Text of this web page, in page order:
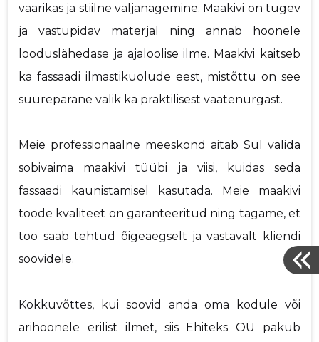
väärikas ja stiilne väljanägemine. Maakivi on tugev
ja vastupidav materjal ning annab hoonele
looduslähedase ja ajaloolise ilme. Maakivi kaitseb
ka fassaadi ilmastikuolude eest, mistõttu on see
suurepärane valik ka praktilisest vaatenurgast.
Meie professionaalne meeskond aitab Sul valida
sobivaima maakivi tüübi ja viisi, kuidas seda
fassaadi kaunistamisel kasutada. Meie maakivi
tööde kvaliteet on garanteeritud ning tagame, et
töö saab tehtud õigeaegselt ja vastavalt kliendi
soovidele.
Kokkuvõttes, kui soovid anda oma kodule või
ärihoonele erilist ilmet, siis Ehiteks OÜ pakub